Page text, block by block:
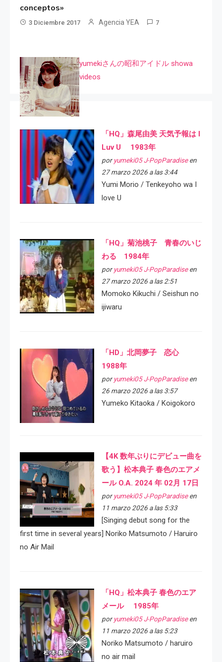
conceptos»
3 Diciembre 2017 Agencia YEA 7
yumekiさんの昭和アイドル showa
videos
「HQ」森尾由美 天気予報は I
Luv U 1983年
por yumeki05 J-PopParadiseen
27 marzo 2026 a las 3:44
Yumi Morio / Tenkeyoho wa I
love U
「HQ」菊池桃子 青春のいじ
わる 1984年
por yumeki05 J-PopParadiseen
27 marzo 2026 a las 2:51
Momoko Kikuchi / Seishun no
ijiwaru
「HD」北岡夢子 恋心
1988年
por yumeki05 J-PopParadiseen
26 marzo 2026 a las 3:57
Yumeko Kitaoka / Koigokoro
【4K 数年ぶりにデビュー曲を
歌う】松本典子 春色のエアメ
ール O.A. 2024 年 02月 17日
por yumeki05 J-PopParadiseen
11 marzo 2026 a las 5:33
[Singing debut song for the
first time in several years] Noriko Matsumoto / Haruiro
no Air Mail
「HQ」松本典子 春色のエア
メール 1985年
por yumeki05 J-PopParadiseen
11 marzo 2026 a las 5:23
Noriko Matsumoto / haruiro
no air mail